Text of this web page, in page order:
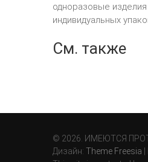
одноразовые
индивидуальных
См. также
© 2026. ИМЕЮТСЯ
Дизайн: Theme Freesia